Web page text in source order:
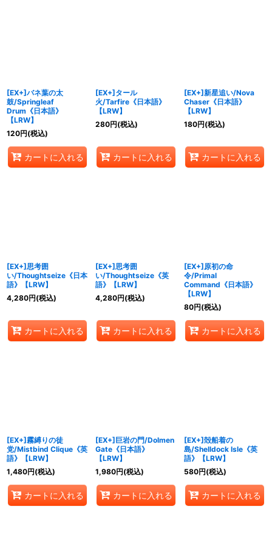
[EX+]バネ葉の太
鼓/Springleaf
Drum《日本語》
【LRW】
120円(税込)
カートに入れる
[EX+]タール
火/Tarfire《日本語》
【LRW】
280円(税込)
カートに入れる
[EX+]新星追い/Nova
Chaser《日本語》
【LRW】
180円(税込)
カートに入れる
[EX+]思考囲
い/Thoughtseize《日本
語》【LRW】
4,280円(税込)
カートに入れる
[EX+]思考囲
い/Thoughtseize《英
語》【LRW】
4,280円(税込)
カートに入れる
[EX+]原初の命
令/Primal
Command《日本語》
【LRW】
80円(税込)
カートに入れる
[EX+]霧縛りの徒
党/Mistbind Clique《英
語》【LRW】
1,480円(税込)
カートに入れる
[EX+]巨岩の門/Dolmen
Gate《日本語》
【LRW】
1,980円(税込)
カートに入れる
[EX+]殻船着の
島/Shelldock Isle《英
語》【LRW】
580円(税込)
カートに入れる